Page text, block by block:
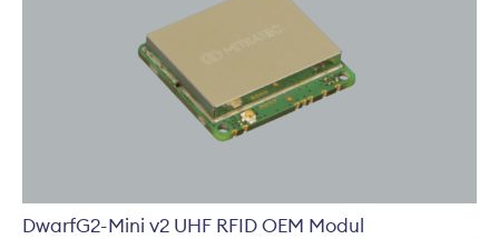
DwarfG2-Mini v2 UHF RFID OEM Modul